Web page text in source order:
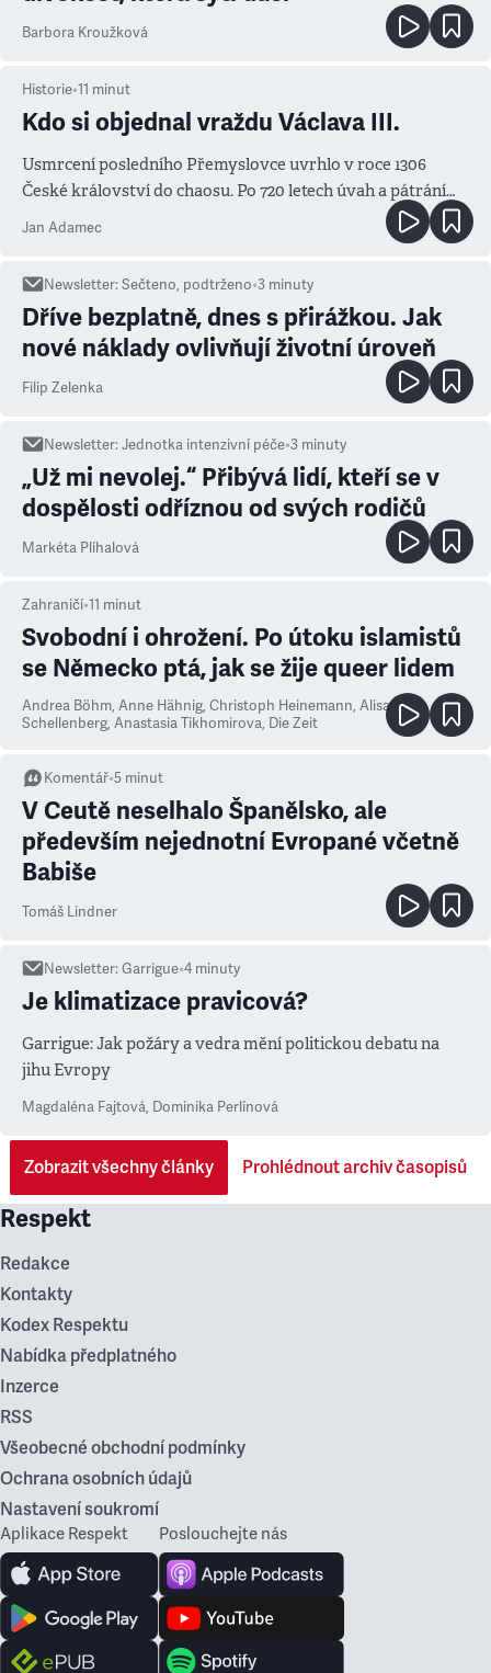
Barbora Kroužková
Historie•11 minut
Kdo si objednal vraždu Václava III.
Usmrcení posledního Přemyslovce uvrhlo v roce 1306
České království do chaosu. Po 720 letech úvah a pátrání
známe jména podezřelých
Jan Adamec
Newsletter:Sečteno, podtrženo•3 minuty
Dříve bezplatně, dnes s přirážkou. Jak
nové náklady ovlivňují životní úroveň
Filip Zelenka
Newsletter:Jednotka intenzivní péče•3 minuty
„Už mi nevolej.“ Přibývá lidí, kteří se v
dospělosti odříznou od svých rodičů
Markéta Plíhalová
Zahraničí•11 minut
Svobodní i ohrožení. Po útoku islamistů
se Německo ptá, jak se žije queer lidem
Andrea Böhm, Anne Hähnig, Christoph Heinemann, Alisa
Schellenberg, Anastasia Tikhomirova, Die Zeit
Komentář•5 minut
V Ceutě neselhalo Španělsko, ale
především nejednotní Evropané včetně
Babiše
Tomáš Lindner
Newsletter:Garrigue•4 minuty
Je klimatizace pravicová?
Garrigue: Jak požáry a vedra mění politickou debatu na
jihu Evropy
Magdaléna Fajtová, Dominika Perlínová
Zobrazit všechny články Prohlédnout archiv časopisů
Respekt
Redakce
Kontakty
Kodex Respektu
Nabídka předplatného
Inzerce
RSS
Všeobecné obchodní podmínky
Ochrana osobních údajů
Nastavení soukromí
Aplikace Respekt Poslouchejte nás